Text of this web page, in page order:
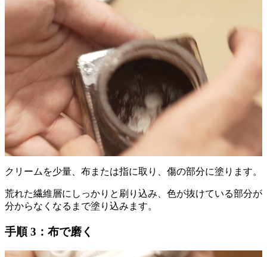
クリームを少量、布または指に取り、傷の部分に塗ります。
荒れた繊維層にしっかりと刷り込み、色が抜けている部分が
分からなくなるまで塗り込みます。
手順 3：布で磨く